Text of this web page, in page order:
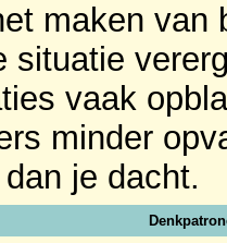
maken van
situatie
vaak
minder
je dacht.